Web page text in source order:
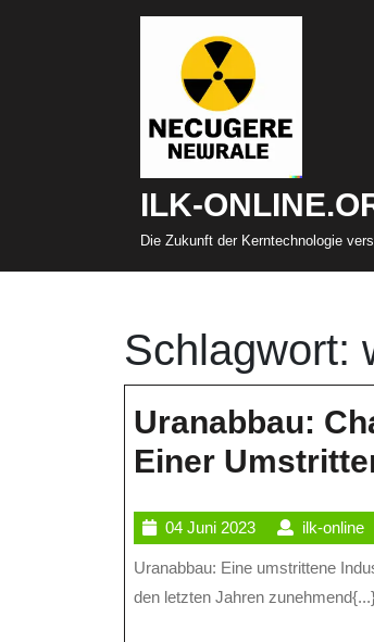
ILK-
Die Zukunft der Kerntechnologie
Schlagwort:
Uranabbau:
Einer
04 Juni 202304
Juni
2023
ilk-onlineilk-
Uranabbau: Eine umstrittene Industrie mit globalen Auswirkungen Der Abbau von Uran ist ein Thema, das in
den letzten Jahren